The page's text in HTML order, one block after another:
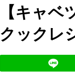
【キャ
クックレ